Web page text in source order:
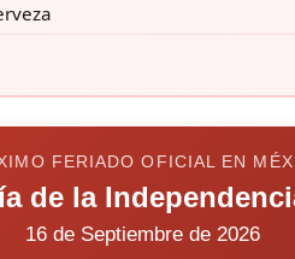
FERIADO OFICIAL EN
de la
16 de Septiembre de 2026